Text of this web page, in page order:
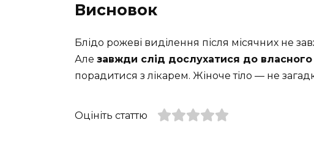
Висновок
Блідо рожеві виділення після місячних не
Але завжди слід дослухатися до власного
порадитися з лікарем. Жіноче тіло — не
Оцініть статтю